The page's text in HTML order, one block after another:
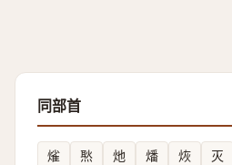
同部首
熦 㷦 灺 燔 烣 灭